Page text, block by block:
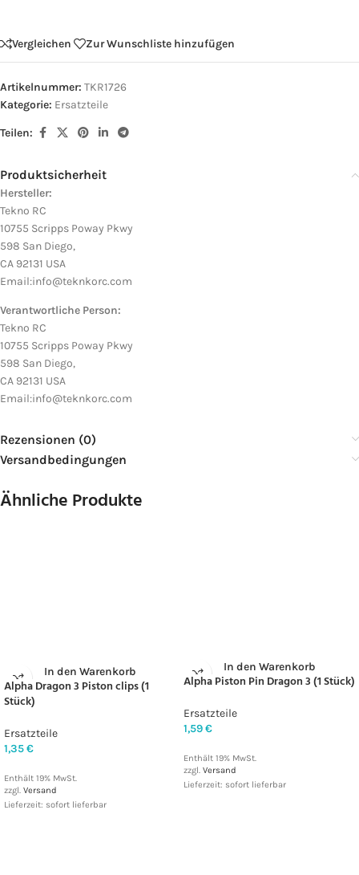
Vergleichen Zur Wunschliste hinzufügen
Artikelnummer: TKR1726
Kategorie: Ersatzteile
Teilen:
Produktsicherheit
Hersteller:
Tekno RC
10755 Scripps Poway Pkwy
598 San Diego,
CA 92131 USA
Email:info@teknkorc.com
Verantwortliche Person:
Tekno RC
10755 Scripps Poway Pkwy
598 San Diego,
CA 92131 USA
Email:info@teknkorc.com
Rezensionen (0)
Versandbedingungen
Ähnliche Produkte
In den Warenkorb
Alpha Dragon 3 Piston clips (1
Stück)
Ersatzteile
1,35€
Enthält 19% MwSt.
zzgl. Versand
Lieferzeit: sofort lieferbar
In den Warenkorb
Alpha Piston Pin Dragon 3 (1 Stück)
Ersatzteile
1,59€
Enthält 19% MwSt.
zzgl. Versand
Lieferzeit: sofort lieferbar